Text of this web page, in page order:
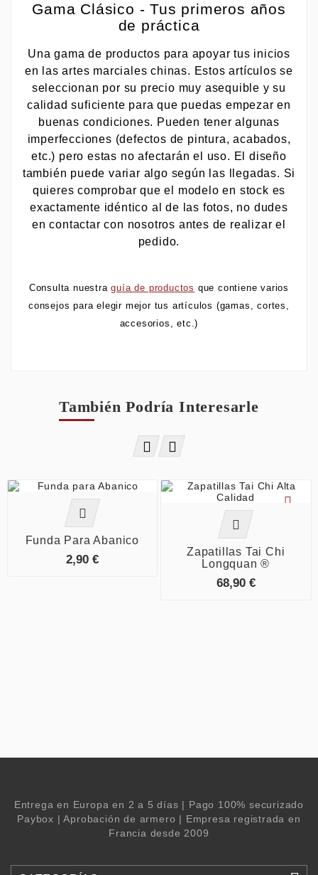
Gama Clásico - Tus primeros años
de práctica
Una gama de productos para apoyar tus inicios
en las artes marciales chinas. Estos artículos se
seleccionan por su precio muy asequible y su
calidad suficiente para que puedas empezar en
buenas condiciones. Pueden tener algunas
imperfecciones (defectos de pintura, acabados,
etc.) pero estas no afectarán el uso. El diseño
también puede variar algo según las llegadas. Si
quieres comprobar que el modelo en stock es
exactamente idéntico al de las fotos, no dudes
en contactar con nosotros antes de realizar el
pedido.
Consulta nuestraguía de productos que contiene varios
consejos para elegir mejor tus artículos (gamas, cortes,
accesorios, etc.)
También Podría Interesarle
 

Funda Para Abanico
2,90 €


Zapatillas Tai Chi
Longquan ®
68,90 €
Entrega en Europa en 2 a 5 días | Pago 100% securizado
Paybox | Aprobación de armero | Empresa registrada en
Francia desde 2009